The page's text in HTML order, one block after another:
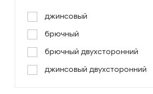
джинсовый
брючный
брючный двухсторонний
джинсовый двухсторонний